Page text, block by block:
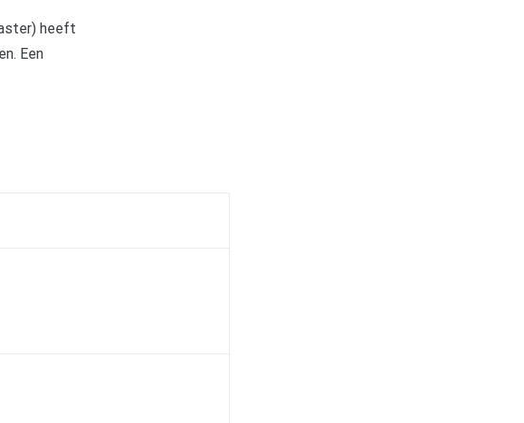
heeft
Een